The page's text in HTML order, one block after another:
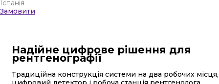
Іспанія
Замовити
Надійне цифрове рішення для
рентгенографії
Традиційна конструкція системи на два робочих місця,